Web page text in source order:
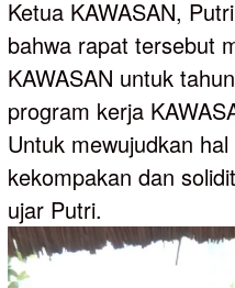
Ketua KAWASAN,
bahwa rapat tersebut
KAWASAN untuk
program kerja
Untuk mewujudkan
kekompakan dan
ujar Putri.